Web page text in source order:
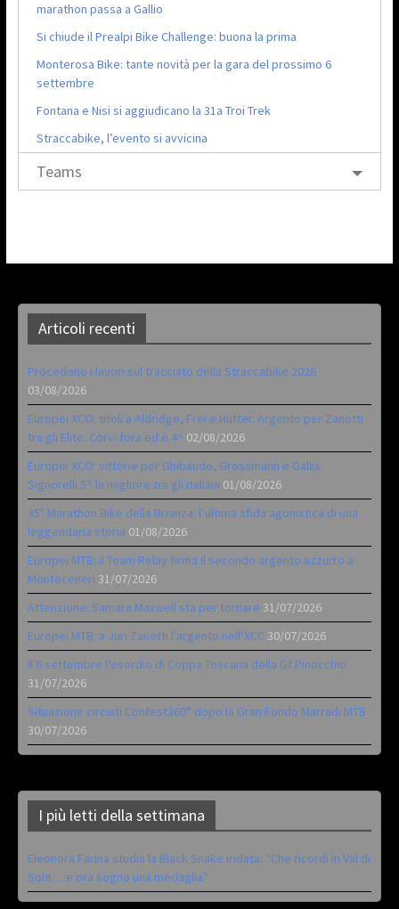
marathon passa a Gallio
Si chiude il Prealpi Bike Challenge: buona la prima
Monterosa Bike: tante novità per la gara del prossimo 6
settembre
Fontana e Nisi si aggiudicano la 31a Troi Trek
Straccabike, l’evento si avvicina
Teams
Articoli recenti
Procedono i lavori sul tracciato della Straccabike 2026
03/08/2026
Europei XCO: titoli a Aldridge, Frei e Hutter. Argento per Zanotti
tra gli Elite. Corvi fora ed è 4^ 02/08/2026
Europei XCO: vittorie per Ghibaudo, Grossmann e Gallis.
Signorelli 5^ la migliore tra gli italiani 01/08/2026
35ª Marathon Bike della Brianza: l’ultima sfida agonistica di una
leggendaria storia 01/08/2026
Europei MTB: il Team Relay firma il secondo argento azzurro a
Monteceneri 31/07/2026
Attenzione: Samara Maxwell sta per tornare 31/07/2026
Europei MTB: a Juri Zanotti l’argento nell’XCC 30/07/2026
Il 6 settembre l’esordio di Coppa Toscana della Gf Pinocchio
31/07/2026
Situazione circuiti Contest360° dopo la Gran Fondo Marradi MTB
30/07/2026
I più letti della settimana
Eleonora Farina studia la Black Snake iridata: “Che ricordi in Val di
Sole… e ora sogno una medaglia”